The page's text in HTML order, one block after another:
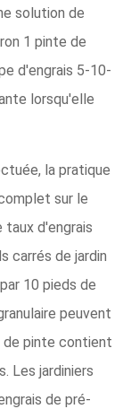
solution de
1 pinte de
d'engrais 5-10-
lorsqu'elle
la pratique
sur le
d'engrais
carrés de jardin
10 pieds de
peuvent
de pinte contient
Les jardiniers
de pré-